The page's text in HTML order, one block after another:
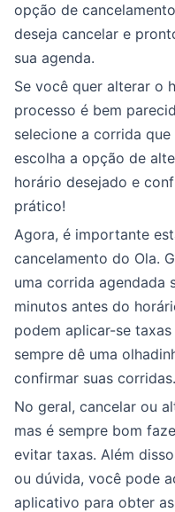
opção de
deseja cancelar e
sua agenda.
Se você quer alterar o
processo é bem
selecione a corrida
escolha a opção de
horário desejado e
prático!
Agora, é importante
cancelamento do Ola.
uma corrida agendada
minutos antes do
podem aplicar-se
sempre dê uma
confirmar suas corridas.
No geral, cancelar ou
mas é sempre bom
evitar taxas. Além
ou dúvida, você pode
aplicativo para obter